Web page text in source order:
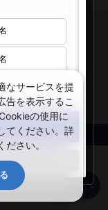
リシー
ス
reserved.
なサービスを提
告を表示するこ
の使用に
てください。詳
ださい。